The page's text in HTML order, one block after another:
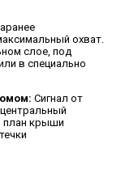
охват.
слое, под
в специально
Сигнал от
план крыши